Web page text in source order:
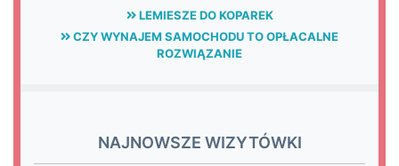
LEMIESZE DO KOPAREK
CZY WYNAJEM SAMOCHODU TO OPŁACALNE
ROZWIĄZANIE
NAJNOWSZE WIZYTÓWKI